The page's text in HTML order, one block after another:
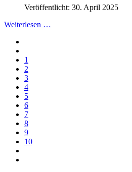
Veröffentlicht: 30. April 2025
Weiterlesen …
1
2
3
4
5
6
7
8
9
10